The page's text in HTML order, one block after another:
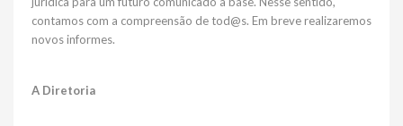
contamos com a compreensão de tod@s. Em breve realizaremos
novos informes.
A Diretoria